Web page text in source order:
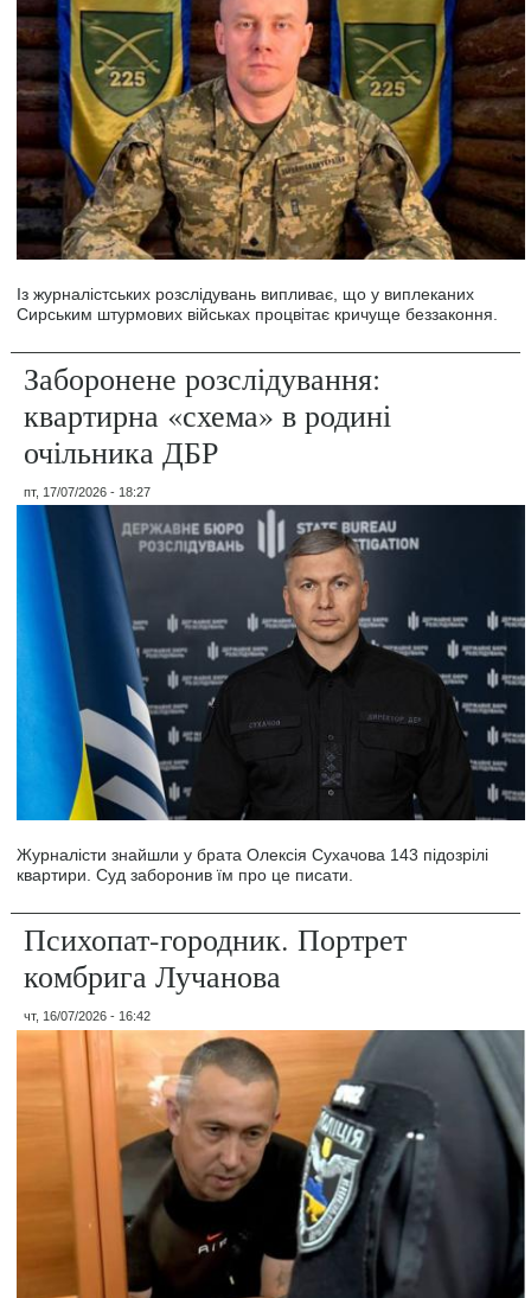
Із журналістських розслідувань випливає, що у виплеканих
Сирським штурмових військах процвітає кричуще беззаконня.
Заборонене розслідування:
квартирна «схема» в родині
очільника ДБР
пт, 17/07/2026 - 18:27
Журналісти знайшли у брата Олексія Сухачова 143 підозрілі
квартири. Суд заборонив їм про це писати.
Психопат-городник. Портрет
комбрига Лучанова
чт, 16/07/2026 - 16:42